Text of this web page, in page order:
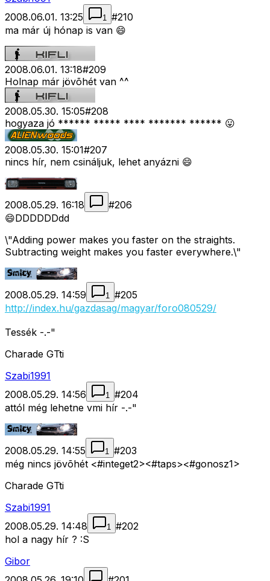
2008.06.01. 13:25
1 #210
ma már új hónap is van 😄
2008.06.01. 13:18#209
Holnap már jövõhét van ^^
2008.05.30. 15:05#208
hogyaza jó ****** ***** **** ******* ****** 😛
2008.05.30. 15:01#207
nincs hír, nem csináljuk, lehet anyázni 😄
2008.05.29. 16:18 #206
😄DDDDDDdd
\"Adding power makes you faster on the straights.
Subtracting weight makes you faster everywhere.\"
2008.05.29. 14:59 1 #205
http://index.hu/gazdasag/magyar/foro080529/
Tessék -.-"
Charade GTti
Szabi1991
2008.05.29. 14:56
1 #204
attól még lehetne vmi hír -.-"
2008.05.29. 14:55 1 #203
még nincs jövõhét <#integet2><#taps><#gonosz1>
Charade GTti
Szabi1991
2008.05.29. 14:48
1 #202
hol a nagy hír ? :S
Gibor